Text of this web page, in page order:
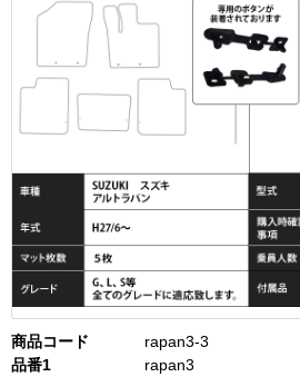
商品コード
rapan3-3
品番1
rapan3